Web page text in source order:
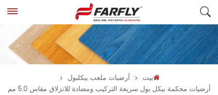
بيت
أرضيات ملعب بيكلبول
أرضيات محكمة بيكل بول سريعة التركيب ومضادة للانزلاق مقاس 5.0 مم